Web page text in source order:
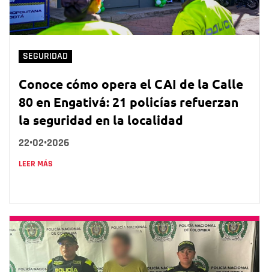
SEGURIDAD
Conoce cómo opera el CAI de la Calle
80 en Engativá: 21 policías refuerzan
la seguridad en la localidad
22•02•2026
LEER MÁS